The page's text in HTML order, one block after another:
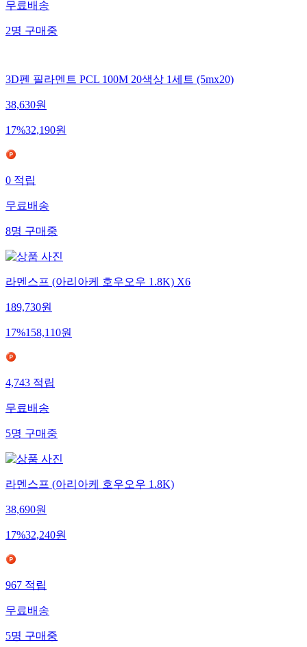
무료배송
2명구매중
3D펜 필라멘트 PCL 100M 20색상 1세트 (5mx20)
38,630원
17%32,190원
0적립
무료배송
8명구매중
라멘스프 (아리아케 호우오우 1.8K) X6
189,730원
17%158,110원
4,743적립
무료배송
5명구매중
라멘스프 (아리아케 호우오우 1.8K)
38,690원
17%32,240원
967적립
무료배송
5명구매중